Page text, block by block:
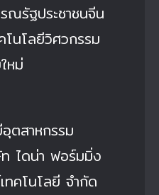
ณรัฐประชาชนจีน
โนโลยีวิศวกรรม
หม่
ตสาหกรรม
ไดน่า ฟอร์มมิ่ง
ทคโนโลยี จำกัด